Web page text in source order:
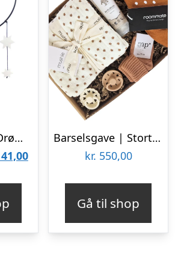
Kids by Friis – Drømmefanger uro, jomfruen
Den
kr. 141,00.
Barselsgave | Stort tillykke | Bjørn
kr. 550,00
Gå til shop